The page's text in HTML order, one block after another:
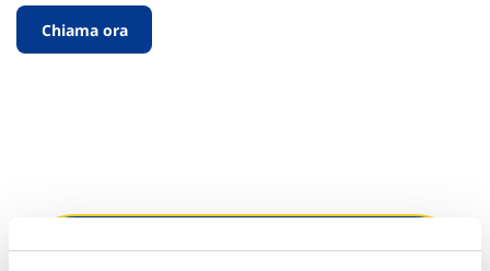
Chiama ora